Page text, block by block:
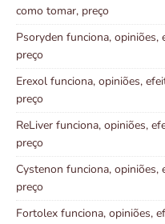
como tomar, preço
Psoryden funciona,
preço
Erexol funciona, opiniões,
preço
ReLiver funciona, opiniões,
preço
Cystenon funciona,
preço
Fortolex funciona, opiniões,